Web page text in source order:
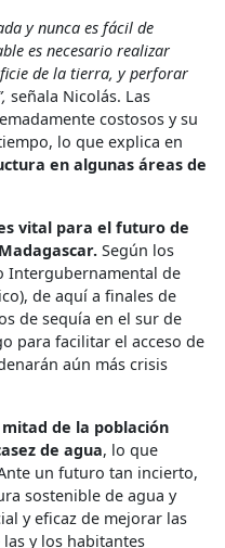
y nunca es fácil de
es necesario realizar
de la tierra, y perforar
señala Nicolás. Las
costosos y su
lo que explica en
en algunas áreas de
vital para el futuro de
Según los
Intergubernamental de
de aquí a finales de
de sequía en el sur de
para facilitar el acceso de
aún más crisis
mitad de la población
de agua, lo que
un futuro tan incierto,
sostenible de agua y
y eficaz de mejorar las
y los habitantes